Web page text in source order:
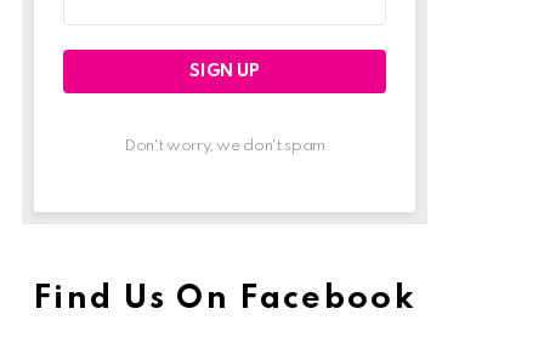
Don't worry, we don't spam
Find Us On Facebook